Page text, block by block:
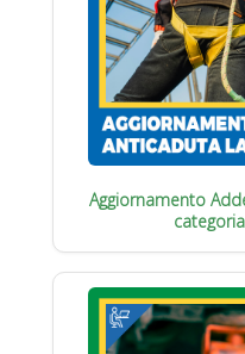
Aggiornamento